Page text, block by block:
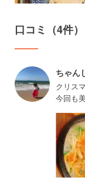
口コミ（4件）
ちゃん
クリス
今回も